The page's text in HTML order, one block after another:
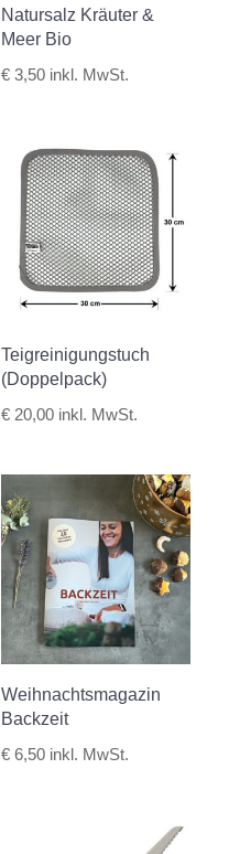
Natursalz Kräuter &
Meer Bio
€ 3,50 inkl. MwSt.
Teigreinigungstuch
(Doppelpack)
€ 20,00 inkl. MwSt.
Weihnachtsmagazin
Backzeit
€ 6,50 inkl. MwSt.